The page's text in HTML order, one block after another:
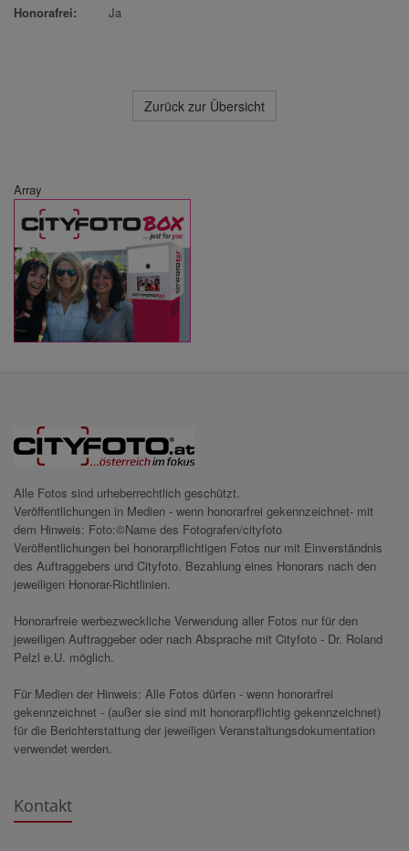
Honorafrei:
Ja
Zurück zur Übersicht
Array
Alle Fotos sind urheberrechtlich geschützt.
Veröffentlichungen in Medien - wenn honorarfrei gekennzeichnet- mit
dem Hinweis: Foto:©Name des Fotografen/cityfoto
Veröffentlichungen bei honorarpflichtigen Fotos nur mit Einverständnis
des Auftraggebers und Cityfoto. Bezahlung eines Honorars nach den
jeweiligen Honorar-Richtlinien.
Honorarfreie werbezweckliche Verwendung aller Fotos nur für den
jeweiligen Auftraggeber oder nach Absprache mit Cityfoto - Dr. Roland
Pelzl e.U. möglich.
Für Medien der Hinweis: Alle Fotos dürfen - wenn honorarfrei
gekennzeichnet - (außer sie sind mit honorarpflichtig gekennzeichnet)
für die Berichterstattung der jeweiligen Veranstaltungsdokumentation
verwendet werden.
Kontakt